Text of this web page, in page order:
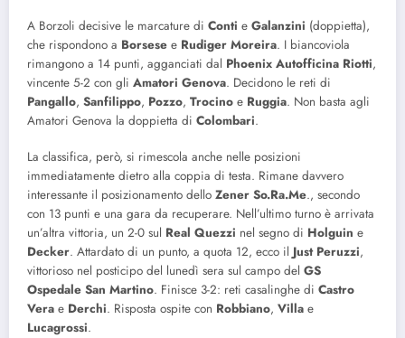
A Borzoli decisive le marcature di Conti e Galanzini (doppietta),
che rispondono a Borsese e Rudiger Moreira. I biancoviola
rimangono a 14 punti, agganciati dal Phoenix Autofficina Riotti,
vincente 5-2 con gli Amatori Genova. Decidono le reti di
Pangallo, Sanfilippo, Pozzo, Trocino e Ruggia. Non basta agli
Amatori Genova la doppietta di Colombari.
La classifica, però, si rimescola anche nelle posizioni
immediatamente dietro alla coppia di testa. Rimane davvero
interessante il posizionamento dello Zener So.Ra.Me., secondo
con 13 punti e una gara da recuperare. Nell’ultimo turno è arrivata
un’altra vittoria, un 2-0 sul Real Quezzi nel segno di Holguin e
Decker. Attardato di un punto, a quota 12, ecco il Just Peruzzi,
vittorioso nel posticipo del lunedì sera sul campo del GS
Ospedale San Martino. Finisce 3-2: reti casalinghe di Castro
Vera e Derchi. Risposta ospite con Robbiano, Villa e
Lucagrossi.